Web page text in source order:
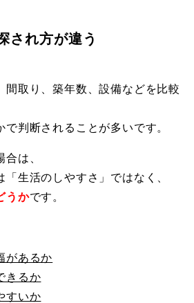
され方が違う
間取り、築年数、設備などを比較
判断されることが多いです。
は、
生活のしやすさ」ではなく、
うかです。
があるか
きるか
すいか